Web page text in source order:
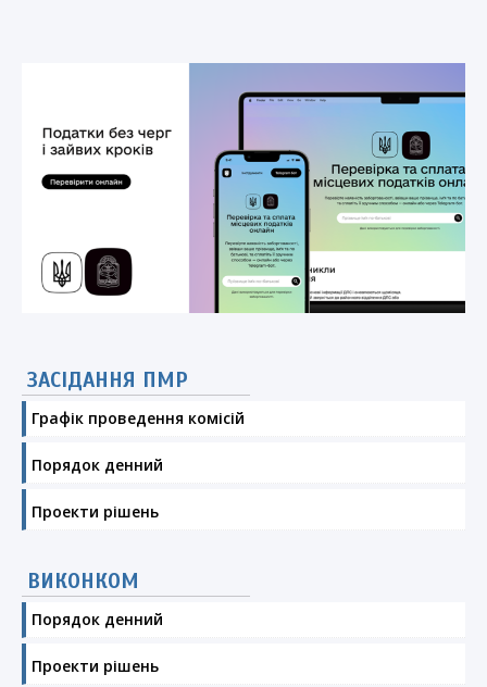
ЗАСІДАННЯ ПМР
Графік проведення комісій
Порядок денний
Проекти рішень
ВИКОНКОМ
Порядок денний
Проекти рішень